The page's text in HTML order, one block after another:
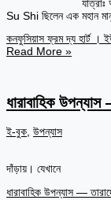
যাত্রাঃ আত্মা
Su Shi ছিলেন এক মহান
কনফুসিয়াস ফ্রম দ্য হার্ট ।
Read More »
ধারাবাহিক
ই-বুক, উপন্যাস
তারাদের ঘরবাড়ি
দাঁড়ায়। যেখানে
ধারাবাহিক উপন্যাস —